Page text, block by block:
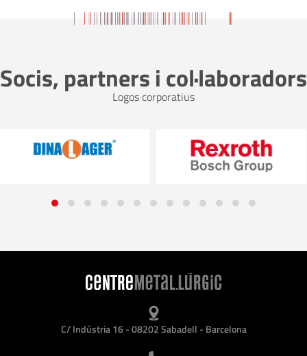
Socis, partners i col·laboradors
Logos corporatius
C/ Indústria 16 - 08202 Sabadell - Barcelona